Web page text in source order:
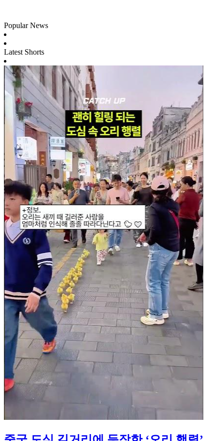
Popular News
Latest Shorts